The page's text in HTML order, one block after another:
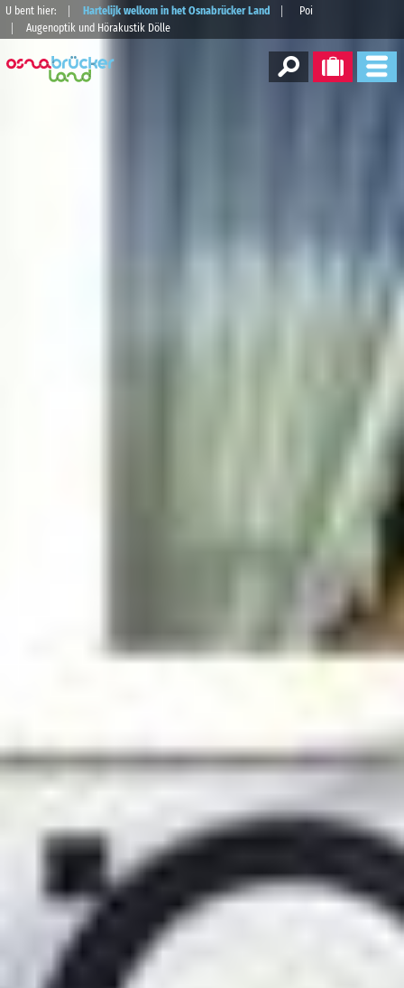
U bent hier: Hartelijk welkom in het Osnabrücker Land
Poi
Augenoptik und Hörakustik Dölle